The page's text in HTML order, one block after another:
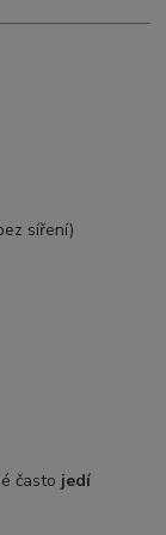
síření)
často jedí